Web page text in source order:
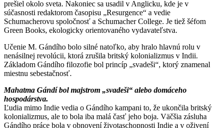
prešiel okolo sveta. Nakoniec sa usadil v Anglicku, kde je v
súčasnosti redaktorom časopisu „Resurgence“ a vedie
Schumacherovu spoločnosť a Schumacher College. Je tiež šéfom
Green Books, ekologicky orientovaného vydavateľstva.
Učenie M. Gándího bolo silné natoľko, aby hralo hlavnú rolu v
nenásilnej revolúcii, ktorá zrušila britský kolonializmus v Indii.
Základom Gándího filozofie bol princíp „svadeši“, ktorý znamenal
miestnu sebestačnosť.
Mahatma Gándí bol majstrom „svadeši“ alebo domáceho
hospodárstva.
Ľudia mimo Indie vedia o Gándího kampani to, že ukončila britský
kolonializmus, ale to bola iba malá časť jeho boja. Väčšia zásluha
Gándího práce bola v obnovení životaschopnosti Indie a v oživení